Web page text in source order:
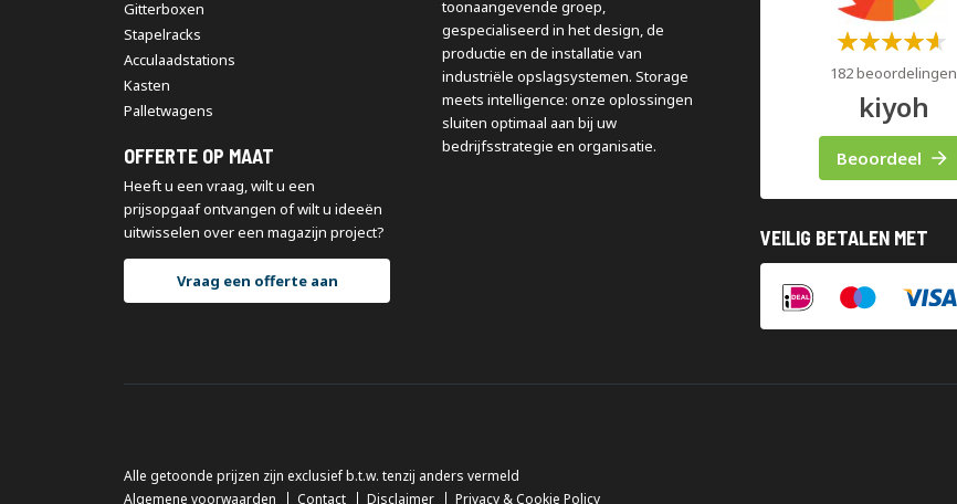
Gitterboxen
Stapelracks
Acculaadstations
Kasten
Palletwagens
OFFERTE OP MAAT
Heeft u een vraag, wilt u een
prijsopgaaf ontvangen of wilt u ideeën
uitwisselen over een magazijn project?
Vraag een offerte aan
toonaangevende groep,
gespecialiseerd in het design, de
productie en de installatie van
industriële opslagsystemen. Storage
meets intelligence: onze oplossingen
sluiten optimaal aan bij uw
bedrijfsstrategie en organisatie.
Waardering:
182 beoordelingen
kiyoh
Beoordeel
VEILIG BETALEN MET
Alle getoonde prijzen zijn exclusief b.t.w. tenzij anders vermeld
Algemene voorwaarden
Contact Disclaimer Privacy & Cookie Policy